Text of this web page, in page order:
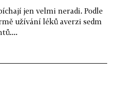
jen velmi neradi. Podle
užívání léků averzi sedm